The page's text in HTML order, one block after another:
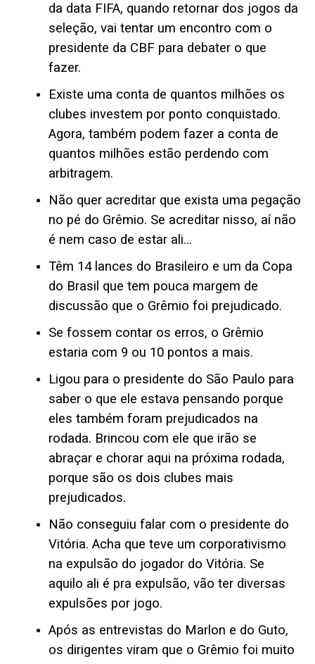
da data FIFA, quando retornar dos jogos da
seleção, vai tentar um encontro com o
presidente da CBF para debater o que
fazer.
Existe uma conta de quantos milhões os
clubes investem por ponto conquistado.
Agora, também podem fazer a conta de
quantos milhões estão perdendo com
arbitragem.
Não quer acreditar que exista uma pegação
no pé do Grêmio. Se acreditar nisso, aí não
é nem caso de estar ali…
Têm 14 lances do Brasileiro e um da Copa
do Brasil que tem pouca margem de
discussão que o Grêmio foi prejudicado.
Se fossem contar os erros, o Grêmio
estaria com 9 ou 10 pontos a mais.
Ligou para o presidente do São Paulo para
saber o que ele estava pensando porque
eles também foram prejudicados na
rodada. Brincou com ele que irão se
abraçar e chorar aqui na próxima rodada,
porque são os dois clubes mais
prejudicados.
Não conseguiu falar com o presidente do
Vitória. Acha que teve um corporativismo
na expulsão do jogador do Vitória. Se
aquilo ali é pra expulsão, vão ter diversas
expulsões por jogo.
Após as entrevistas do Marlon e do Guto,
os dirigentes viram que o Grêmio foi muito